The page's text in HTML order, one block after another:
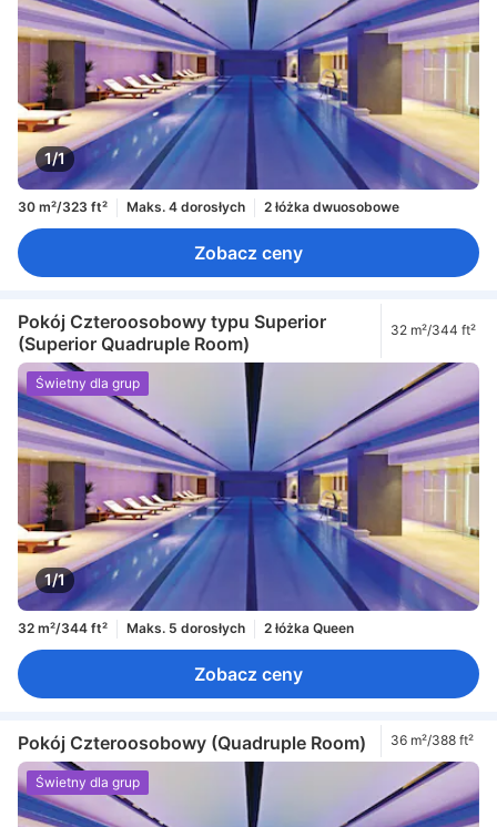
1/1
30 m²/323 ft² Maks. 4 dorosłych 2 łóżka dwuosobowe
Zobacz ceny
Pokój Czteroosobowy typu Superior
(Superior Quadruple Room)
32 m²/344 ft²
1/1
Świetny dla grup
32 m²/344 ft² Maks. 5 dorosłych 2 łóżka Queen
Zobacz ceny
Pokój Czteroosobowy (Quadruple Room) 36 m²/388 ft²
Świetny dla grup